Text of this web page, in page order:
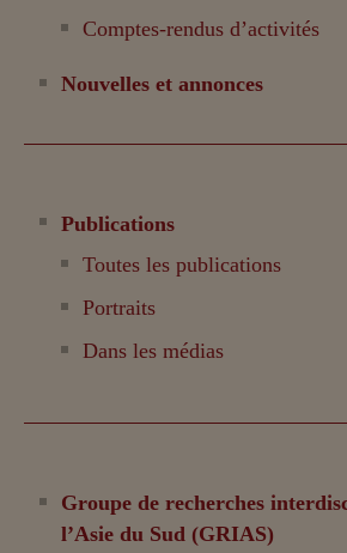
Comptes-rendus d’activités
Nouvelles et annonces
Publications
Toutes les publications
Portraits
Dans les médias
Groupe de recherches
l’Asie du Sud (GRIAS)